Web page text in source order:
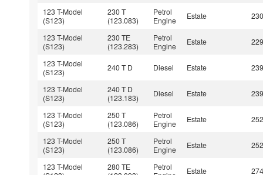
123 T-Model
(S123)
230 T
(123.083)
Petrol
Engine
Estate
123 T-Model
(S123)
230 TE
(123.283)
Petrol
Engine
Estate
123 T-Model
(S123)
240 T D Diesel Estate
123 T-Model
(S123)
240 T D
(123.183)
Diesel Estate
123 T-Model
(S123)
250 T
(123.086)
Petrol
Engine
Estate
123 T-Model
(S123)
250 T
(123.086)
Petrol
Engine
Estate
123 T-Model
280 TE
Petrol
Estate